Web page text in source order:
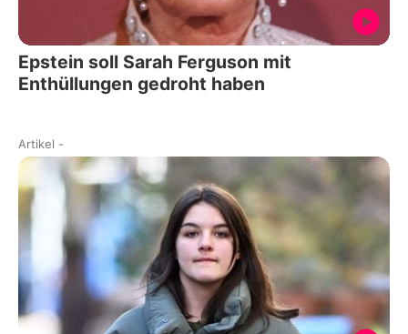
Epstein soll Sarah Ferguson mit
Enthüllungen gedroht haben
Artikel -